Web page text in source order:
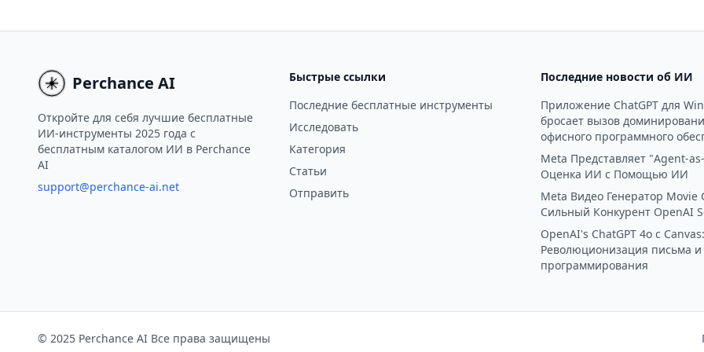
отчетов о прибылях в интерактивные
данные и аналитические выводы для
принятия обоснованных решений.
анализ криптовалютных и
увеличивая
Perchance AI
Откройте для себя лучшие бесплатные
ИИ-инструменты 2025 года с
бесплатным каталогом ИИ в Perchance
AI
support@perchance-ai.net
Быстрые ссылки
Последние бесплатные инструменты
Исследовать
Категория
Статьи
Отправить
Последние новости об ИИ
Приложение ChatGPT для
бросает вызов
офисного программного
Meta Представляет "Agent-
Оценка ИИ с Помощью ИИ
Meta Видео Генератор Movie
Сильный Конкурент OpenAI
OpenAI's ChatGPT 4o с Canvas:
Революционизация письма и
программирования
© 2025 Perchance AI Все права защищены